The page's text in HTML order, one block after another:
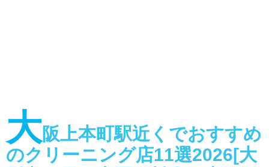
大阪上本町駅近くでおすすめ
のクリーニング店11選2026[大